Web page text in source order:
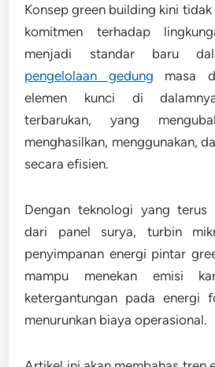
Konsepgreen building kini tidak
komitmen terhadap
menjadi standar baru
pengelolaan gedung masa
elemen kunci di
terbarukan, yang
menghasilkan, menggunakan,
secara efisien.
Dengan teknologi yang terus
dari panel surya, turbin
penyimpanan energi pintar
mampu menekan emisi
ketergantungan pada energi
menurunkan biaya operasional.